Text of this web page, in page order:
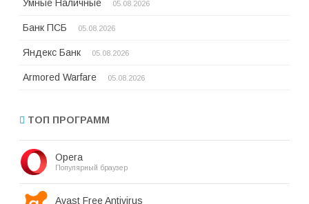
Умные Наличные 05.08.2026
Банк ПСБ 05.08.2026
Яндекс Банк 05.08.2026
Armored Warfare 05.08.2026
ТОП ПРОГРАММ
Opera
Популярный браузер
Avast Free Antivirus